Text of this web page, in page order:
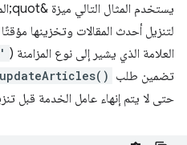
لتنزيل أحدث المقالات وتخزينها
العلامة الذي يشير إلى نوع المزامنة (
تضمين طلب updateArticles()
حتى لا يتم إنهاء عامل الخدمة قبل